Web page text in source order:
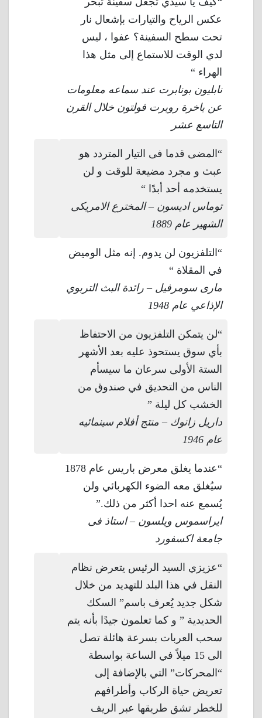
عكس الرياح والتيارات بإشعال نار
تحت سطح السفينة؟ عفوا ، ليس
لدي الوقت للاستماع إلى مثل هذا
الهراء “
نابليون بونابرت عند سماعه معلومات
عن باخرة روبرت فولتون خلال القرن
التاسع عشر
“المضى قدما فى التيار المتردد هو
عبث و مجرد مضيعة للوقت و لن
يستخدمه أحد أبدًا “
توماس اديسون – المخترع الامريكى
الشهير عام 1889
“التلفزيون لن يدوم. إنه مثل الوميض
في المقلاة “
مارى سومرفيل – رائدة البث التربوي
الإذاعي عام 1948
“لن يتمكن التلفزيون من الاحتفاظ
بأي سوق يستحوذ عليه بعد الأشهر
الستة الأولى سرعان ما سيسأم
الناس من التحديق في صندوق من
الخشب كل ليلة ”
داريل زانوك – منتج أفلام سينمائيه
عام 1946
“عندما يغلق معرض باريس عام 1878
سيُغلق معه الضوء الكهربائي ولن
يُسمع عنه احدا أكثر من ذلك.”
ايراسموس ويلسون – استاذ فى
جامعة اكسفورد
“عزيزي السيد الرئيس يتعرض نظام
النقل في هذا البلد للتهديد من خلال
شكل جديد يُعرف باسم” السكك
الحديدية ” و كما تعلمون جيدًا بأنه يتم
سحب العربات بسرعة هائلة تصل
الى 15 ميلاً في الساعة بواسطة
“المحركات” التي بالإضافة إلى
تعريض حياة الركاب وأطرافهم
للخطر تشق طريقها عبر الريف